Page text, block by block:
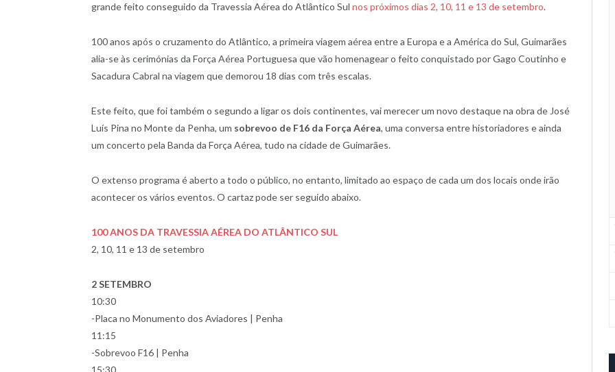
grande feito conseguido da Travessia Aérea do Atlântico Sul nos próximos dias 2, 10, 11 e 13 de setembro.
100 anos após o cruzamento do Atlântico, a primeira viagem aérea entre a Europa e a América do Sul, Guimarães
alia-se às cerimónias da Força Aérea Portuguesa que vão homenagear o feito conquistado por Gago Coutinho e
Sacadura Cabral na viagem que demorou 18 dias com três escalas.
Este feito, que foi também o segundo a ligar os dois continentes, vai merecer um novo destaque na obra de José
Luís Pina no Monte da Penha, um sobrevoo de F16 da Força Aérea, uma conversa entre historiadores e ainda
um concerto pela Banda da Força Aérea, tudo na cidade de Guimarães.
O extenso programa é aberto a todo o público, no entanto, limitado ao espaço de cada um dos locais onde irão
acontecer os vários eventos. O cartaz pode ser seguido abaixo.
100 ANOS DA TRAVESSIA AÉREA DO ATLÂNTICO SUL
2, 10, 11 e 13 de setembro
2 SETEMBRO
10:30
-Placa no Monumento dos Aviadores | Penha
11:15
-Sobrevoo F16 | Penha
15:30